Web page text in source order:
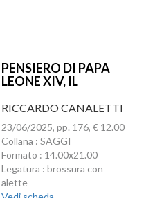
PENSIERO DI PAPA
LEONE XIV, IL
RICCARDO CANALETTI
23/06/2025, pp. 176, € 12.00
Collana : SAGGI
Formato : 14.00x21.00
Legatura : brossura con
alette